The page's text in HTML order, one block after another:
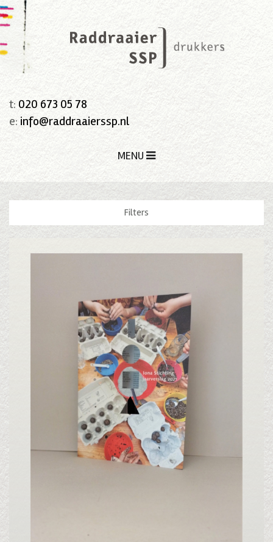
t: 020 673 05 78
e: info@raddraaierssp.nl
MENU
Filters